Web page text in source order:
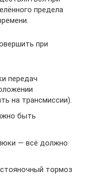
предела
при
передач
на трансмиссии).
быть
— всё должно
тормоз